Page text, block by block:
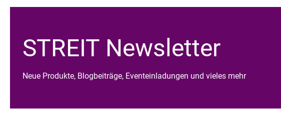
STREIT Newsletter
Neue Produkte, Blogbeiträge, Eventeinladungen und vieles mehr